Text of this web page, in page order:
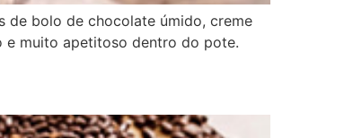
de bolo de chocolate úmido, creme
e muito apetitoso dentro do pote.